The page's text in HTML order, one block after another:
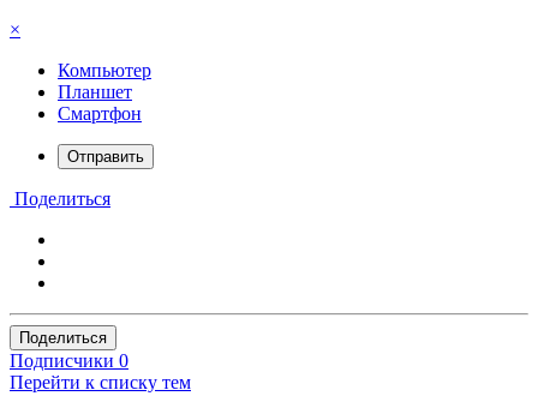
×
Компьютер
Планшет
Смартфон
Отправить
Поделиться
Поделиться
Подписчики 0
Перейти к списку тем